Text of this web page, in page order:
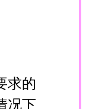
求的
况下